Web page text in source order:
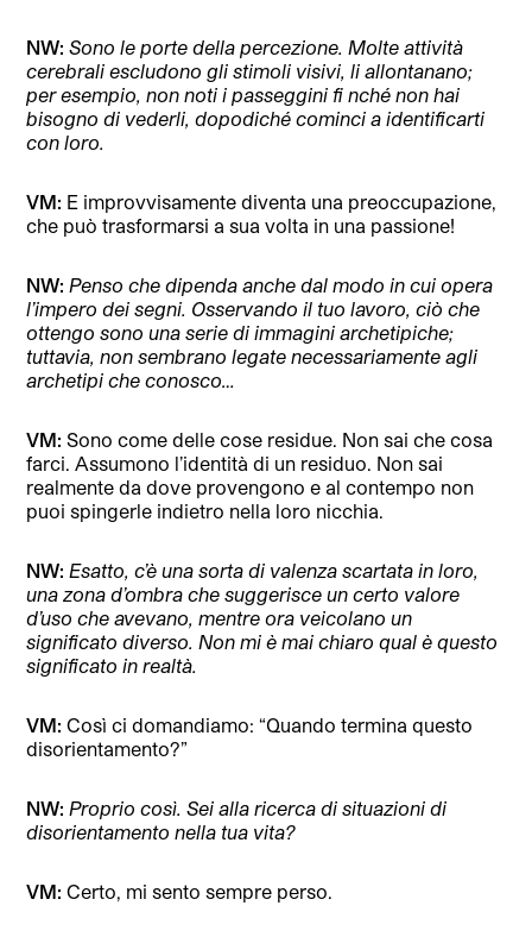
NW: Sono le porte della percezione. Molte attività
cerebrali escludono gli stimoli visivi, li allontanano;
per esempio, non noti i passeggini fi nché non hai
bisogno di vederli, dopodiché cominci a identificarti
con loro.
VM: E improvvisamente diventa una preoccupazione,
che può trasformarsi a sua volta in una passione!
NW: Penso che dipenda anche dal modo in cui opera
l’impero dei segni. Osservando il tuo lavoro, ciò che
ottengo sono una serie di immagini archetipiche;
tuttavia, non sembrano legate necessariamente agli
archetipi che conosco…
VM: Sono come delle cose residue. Non sai che cosa
farci. Assumono l’identità di un residuo. Non sai
realmente da dove provengono e al contempo non
puoi spingerle indietro nella loro nicchia.
NW: Esatto, c’è una sorta di valenza scartata in loro,
una zona d’ombra che suggerisce un certo valore
d’uso che avevano, mentre ora veicolano un
significato diverso. Non mi è mai chiaro qual è questo
significato in realtà.
VM: Così ci domandiamo: “Quando termina questo
disorientamento?”
NW: Proprio così. Sei alla ricerca di situazioni di
disorientamento nella tua vita?
VM: Certo, mi sento sempre perso.